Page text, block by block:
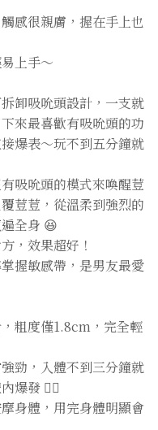
感很親膚，握在手上也
上手～
拆卸吸吮頭設計，一支就
來最喜歡有吸吮頭的功
爆表～玩不到五分鐘就
吸吮頭的模式來喚醒荳
荳荳，從溫柔到強烈的
全身 😆
，效果超好！
握敏感帶，是男友最愛
，粗度僅1.8cm，完全輕
勁，入體不到三分鐘就
爆發 ❤️‍🔥
身體，用完身體明顯會